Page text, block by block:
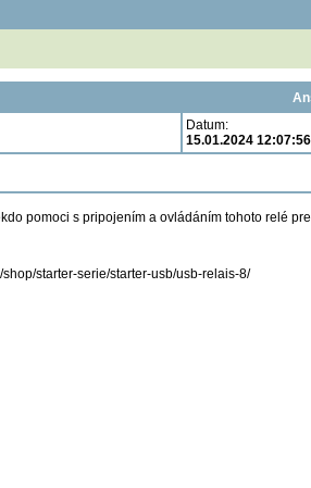
Datum:
15.01.2024 12:07:56
pomoci s pripojením a ovládáním tohoto relé
starter-serie/starter-usb/usb-relais-8/